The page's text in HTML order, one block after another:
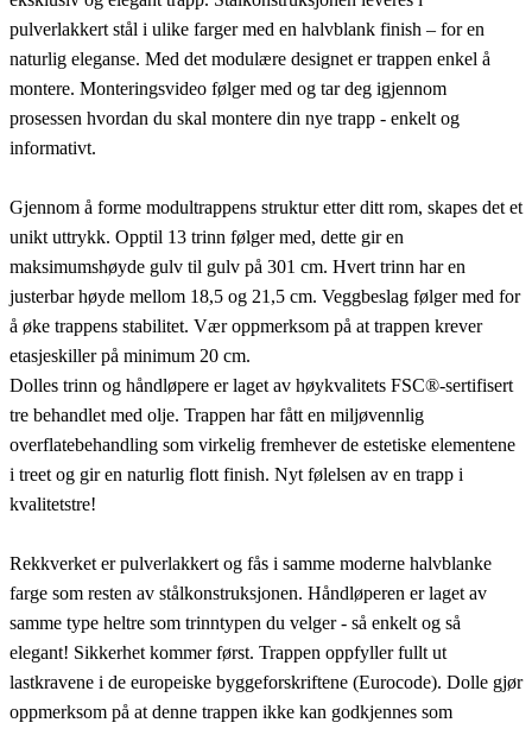
pulverlakkert stål i ulike farger med en halvblank finish – for en
naturlig eleganse. Med det modulære designet er trappen enkel å
montere. Monteringsvideo følger med og tar deg igjennom
prosessen hvordan du skal montere din nye trapp - enkelt og
informativt.
Gjennom å forme modultrappens struktur etter ditt rom, skapes det et
unikt uttrykk. Opptil 13 trinn følger med, dette gir en
maksimumshøyde gulv til gulv på 301 cm. Hvert trinn har en
justerbar høyde mellom 18,5 og 21,5 cm. Veggbeslag følger med for
å øke trappens stabilitet. Vær oppmerksom på at trappen krever
etasjeskiller på minimum 20 cm.
Dolles trinn og håndløpere er laget av høykvalitets FSC®-sertifisert
tre behandlet med olje. Trappen har fått en miljøvennlig
overflatebehandling som virkelig fremhever de estetiske elementene
i treet og gir en naturlig flott finish. Nyt følelsen av en trapp i
kvalitetstre!
Rekkverket er pulverlakkert og fås i samme moderne halvblanke
farge som resten av stålkonstruksjonen. Håndløperen er laget av
samme type heltre som trinntypen du velger - så enkelt og så
elegant! Sikkerhet kommer først. Trappen oppfyller fullt ut
lastkravene i de europeiske byggeforskriftene (Eurocode). Dolle gjør
oppmerksom på at denne trappen ikke kan godkjennes som